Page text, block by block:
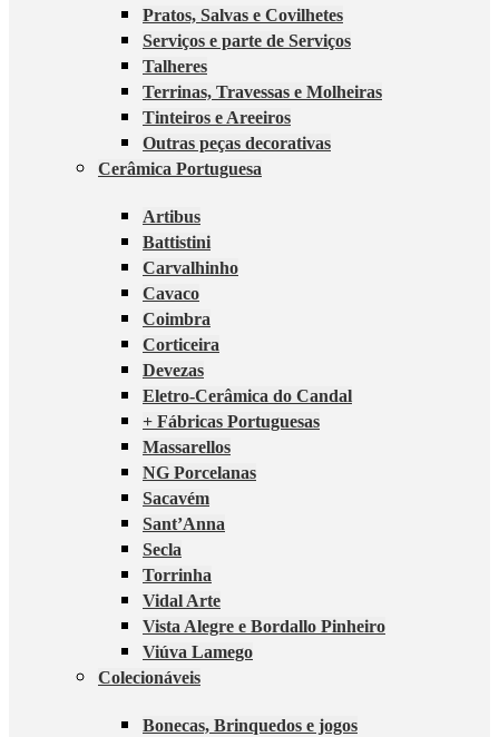
Pratos, Salvas e Covilhetes
Serviços e parte de Serviços
Talheres
Terrinas, Travessas e Molheiras
Tinteiros e Areeiros
Outras peças decorativas
Cerâmica Portuguesa
Artibus
Battistini
Carvalhinho
Cavaco
Coimbra
Corticeira
Devezas
Eletro-Cerâmica do Candal
+ Fábricas Portuguesas
Massarellos
NG Porcelanas
Sacavém
Sant’Anna
Secla
Torrinha
Vidal Arte
Vista Alegre e Bordallo Pinheiro
Viúva Lamego
Colecionáveis
Bonecas, Brinquedos e jogos